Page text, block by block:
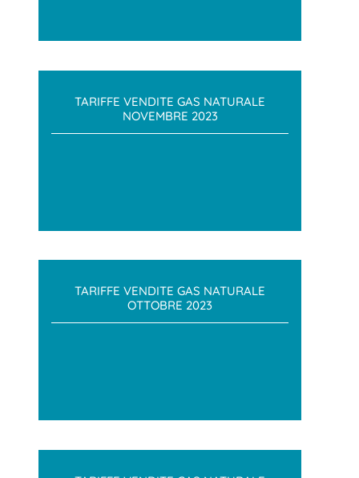
TARIFFE VENDITE GAS NATURALE
NOVEMBRE 2023
TARIFFE VENDITE GAS NATURALE
OTTOBRE 2023